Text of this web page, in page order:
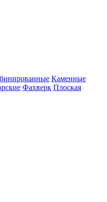
Каменные
Фахверк Плоская